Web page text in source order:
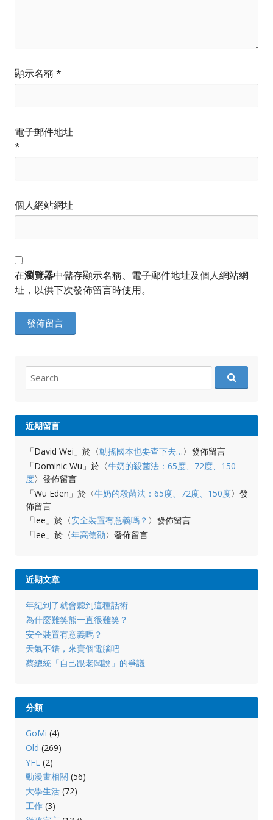
顯示名稱*
電子郵件地址
*
個人網站網址
在瀏覽器中儲存顯示名稱、電子郵件地址及個人網站網
址，以供下次發佈留言時使用。
for:
近期留言
「David Wei 」於〈動搖國本也要查下去…〉發佈留言
「Dominic Wu 」於〈牛奶的殺菌法：65度、72度、150
度〉發佈留言
「Wu Eden 」於〈牛奶的殺菌法：65度、72度、150度〉發
佈留言
「lee 」於〈安全裝置有意義嗎？ 〉發佈留言
「lee 」於〈年高德劭〉發佈留言
近期文章
年紀到了就會聽到這種話術
為什麼難笑熊一直很難笑？
安全裝置有意義嗎？
天氣不錯，來賣個電腦吧
蔡總統「自己跟老闆說」的爭議
分類
GoMi (4)
Old (269)
YFL (2)
動漫畫相關 (56)
大學生活(72)
工作(3)